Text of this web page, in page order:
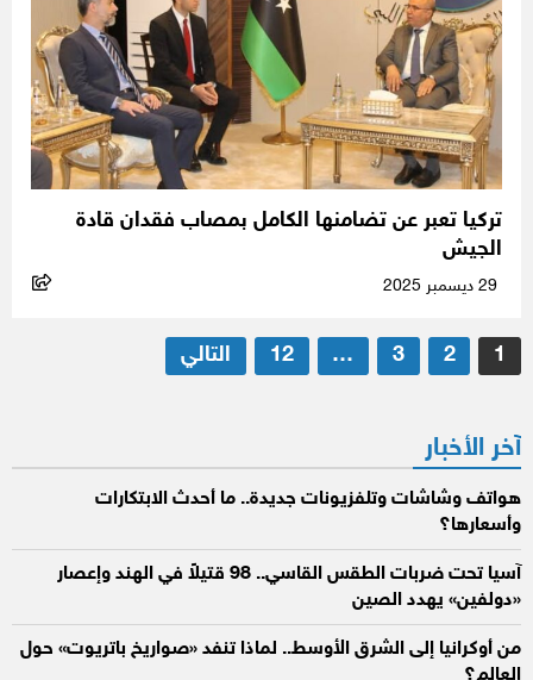
تركيا تعبر عن تضامنها الكامل بمصاب فقدان قادة
الجيش
تعدد
صفحات
1
2
3
…
12 التالي
آخر الأخبار
هواتف وشاشات وتلفزيونات جديدة.. ما أحدث الابتكارات
وأسعارها؟
آسيا تحت ضربات الطقس القاسي.. 98 قتيلاً في الهند وإعصار
«دولفين» يهدد الصين
من أوكرانيا إلى الشرق الأوسط.. لماذا تنفد «صواريخ باتريوت» حول